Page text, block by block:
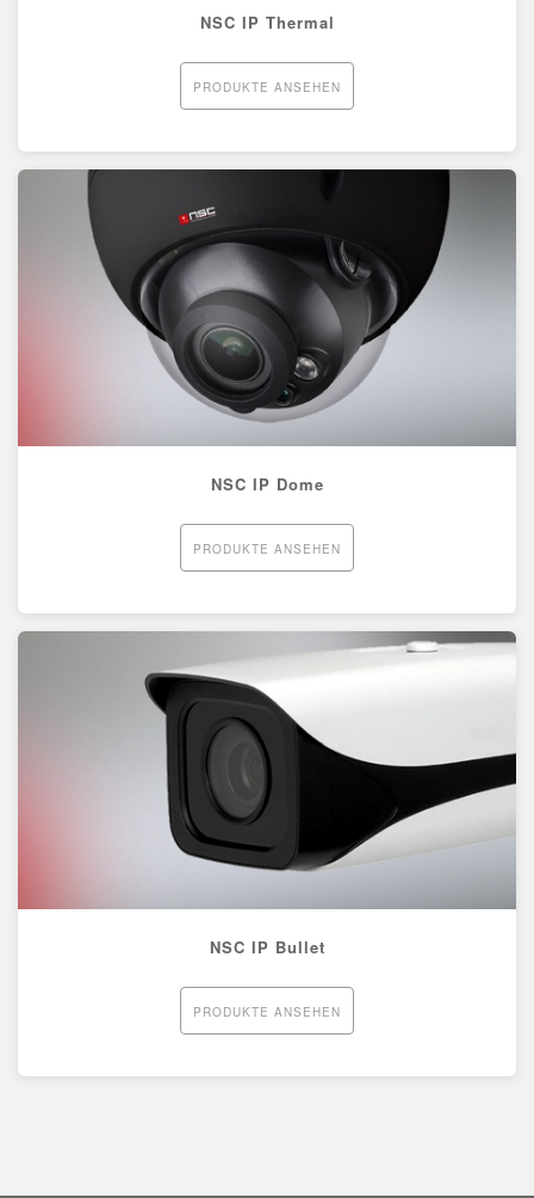
NSC IP Thermal
PRODUKTE ANSEHEN
NSC IP Dome
PRODUKTE ANSEHEN
NSC IP Bullet
PRODUKTE ANSEHEN